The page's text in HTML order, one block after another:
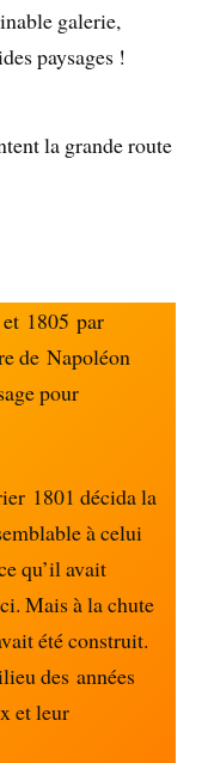
galerie,
paysages !
la grande route
1805 par
de Napoléon
pour
1801 décida la
à celui
qu’il avait
Mais à la chute
été construit.
des années
et leur